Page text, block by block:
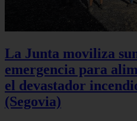
La Junta moviliza
emergencia para
el devastador
(Segovia)